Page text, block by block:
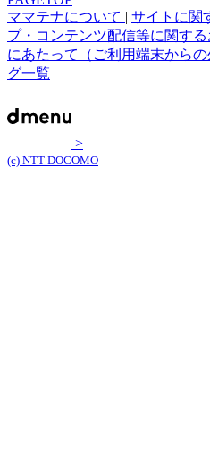
ママテナについて | サイトに関
プ・コンテンツ配信等に関す
にあたって（ご利用端末から
グ一覧
>
(c) NTT DOCOMO